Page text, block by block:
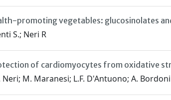
promoting vegetables: glucosinolates
S.; Neri R
of cardiomyocytes from oxidative
Neri; M. Maranesi; L.F. D'Antuono; A. Bordoni